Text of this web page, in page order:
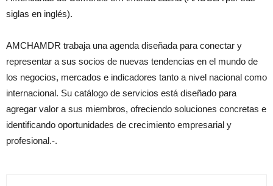
siglas en inglés).
AMCHAMDR trabaja una agenda diseñada para conectar y
representar a sus socios de nuevas tendencias en el mundo de
los negocios, mercados e indicadores tanto a nivel nacional como
internacional. Su catálogo de servicios está diseñado para
agregar valor a sus miembros, ofreciendo soluciones concretas e
identificando oportunidades de crecimiento empresarial y
profesional.-.